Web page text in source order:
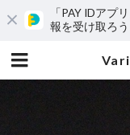
「PAY IDアプ
報を受け取ろう